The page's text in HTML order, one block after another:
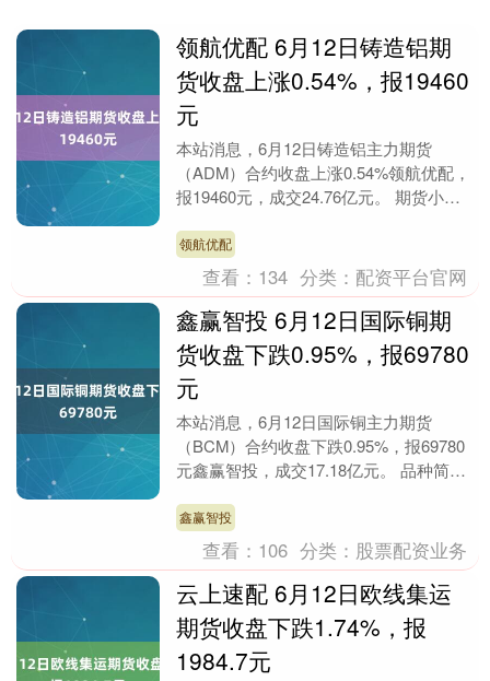
领航优配 6月12日铸造铝期
货收盘上涨0.54%，报19460
元
本站消息，6月12日铸造铝主力期货
（ADM）合约收盘上涨0.54%领航优配，
报19460元，成交24.76亿元。 期货小知
期....
领航优配
查看： 134 分类： 配资平台官网
鑫赢智投 6月12日国际铜期
货收盘下跌0.95%，报69780
元
本站消息，6月12日国际铜主力期货
（BCM）合约收盘下跌0.95%，报69780
元鑫赢智投，成交17.18亿元。 品种简
上市....
鑫赢智投
查看： 106 分类： 股票配资业务
云上速配 6月12日欧线集运
期货收盘下跌1.74%，报
1984.7元